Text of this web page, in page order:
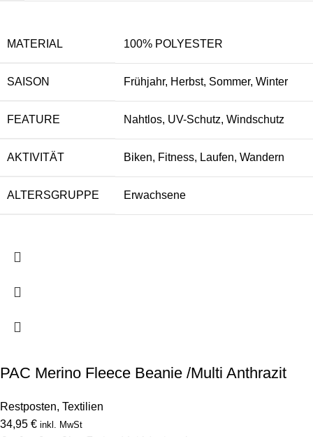
MATERIAL 100% POLYESTER
SAISON Frühjahr, Herbst, Sommer, Winter
FEATURE Nahtlos, UV-Schutz, Windschutz
AKTIVITÄT Biken, Fitness, Laufen, Wandern
ALTERSGRUPPE Erwachsene
PAC Merino Fleece Beanie /Multi Anthrazit
Restposten, Textilien
34,95 € inkl. MwSt